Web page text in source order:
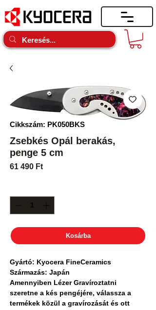
Cikkszám: PK050BKS
Zsebkés Opál berakás,
penge 5 cm
61 490 FtÁr
Kosárba
Gyártó: Kyocera FineCeramics
Származás: Japán
Amennyiben Lézer Gravíroztatni
szeretne a kés pengéjére, válassza a
termékek közül a gravírozását és ott